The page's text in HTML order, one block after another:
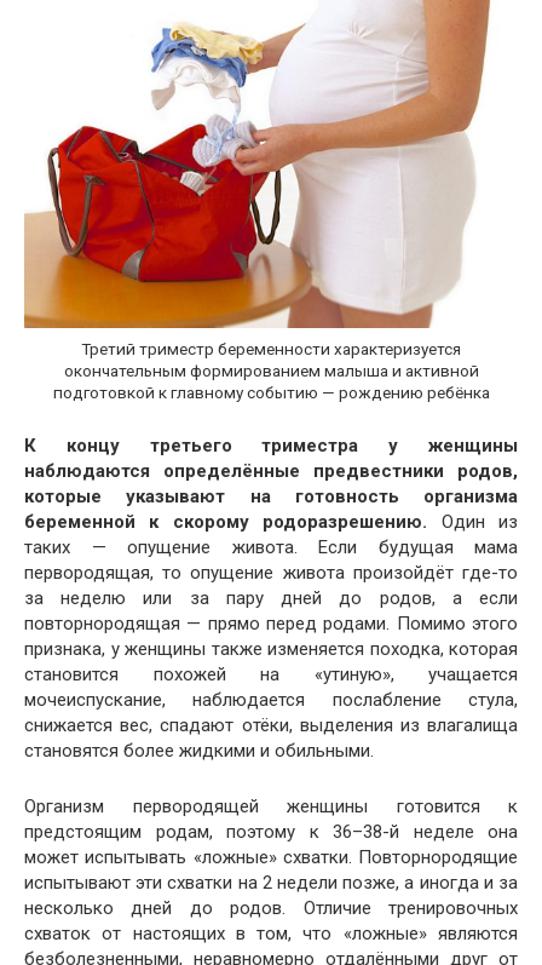
Третий триместр беременности характеризуется
окончательным формированием малыша и активной
подготовкой к главному событию — рождению ребёнка
К концу третьего триместра у женщины
наблюдаются определённые предвестники родов,
которые указывают на готовность организма
беременной к скорому родоразрешению. Один из
таких — опущение живота. Если будущая мама
первородящая, то опущение живота произойдёт где-то
за неделю или за пару дней до родов, а если
повторнородящая — прямо перед родами. Помимо этого
признака, у женщины также изменяется походка, которая
становится похожей на «утиную», учащается
мочеиспускание, наблюдается послабление стула,
снижается вес, спадают отёки, выделения из влагалища
становятся более жидкими и обильными.
Организм первородящей женщины готовится к
предстоящим родам, поэтому к 36–38-й неделе она
может испытывать «ложные» схватки. Повторнородящие
испытывают эти схватки на 2 недели позже, а иногда и за
несколько дней до родов. Отличие тренировочных
схваток от настоящих в том, что «ложные» являются
безболезненными, неравномерно отдалёнными друг от